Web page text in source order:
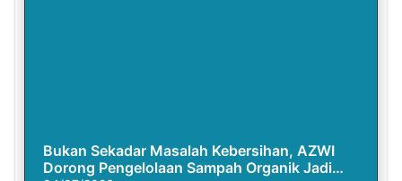
Bukan Sekadar Masalah Kebersihan, AZWI
Dorong Pengelolaan Sampah Organik Jadi